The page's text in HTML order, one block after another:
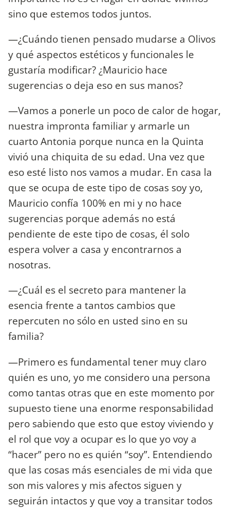
sino que estemos todos juntos.
—¿Cuándo tienen pensado mudarse a Olivos
y qué aspectos estéticos y funcionales le
gustaría modificar? ¿Mauricio hace
sugerencias o deja eso en sus manos?
—Vamos a ponerle un poco de calor de hogar,
nuestra impronta familiar y armarle un
cuarto Antonia porque nunca en la Quinta
vivió una chiquita de su edad. Una vez que
eso esté listo nos vamos a mudar. En casa la
que se ocupa de este tipo de cosas soy yo,
Mauricio confía 100% en mi y no hace
sugerencias porque además no está
pendiente de este tipo de cosas, él solo
espera volver a casa y encontrarnos a
nosotras.
—¿Cuál es el secreto para mantener la
esencia frente a tantos cambios que
repercuten no sólo en usted sino en su
familia?
—Primero es fundamental tener muy claro
quién es uno, yo me considero una persona
como tantas otras que en este momento por
supuesto tiene una enorme responsabilidad
pero sabiendo que esto que estoy viviendo y
el rol que voy a ocupar es lo que yo voy a
“hacer” pero no es quién “soy”. Entendiendo
que las cosas más esenciales de mi vida que
son mis valores y mis afectos siguen y
seguirán intactos y que voy a transitar todos